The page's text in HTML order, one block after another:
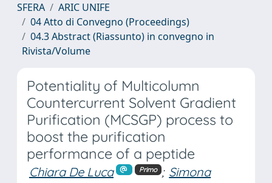
SFERA
ARIC UNIFE
04 Atto di Convegno (Proceedings)
04.3 Abstract (Riassunto) in convegno in
Rivista/Volume
Potentiality of Multicolumn
Countercurrent Solvent Gradient
Purification (MCSGP) process to
boost the purification
performance of a peptide
Chiara De Luca Primo ; Simona